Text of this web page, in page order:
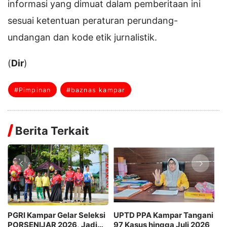
informasi yang dimuat dalam pemberitaan ini
sesuai ketentuan peraturan perundang-
undangan dan kode etik jurnalistik.
(Dir)
#Pimpinan #baznas kampar
Berita Terkait
PPA Kampar Tangani
hingga Juli 2026
DPPKBP3A Kampar Gelar
Jambore TPK HEBAT 2026,
35